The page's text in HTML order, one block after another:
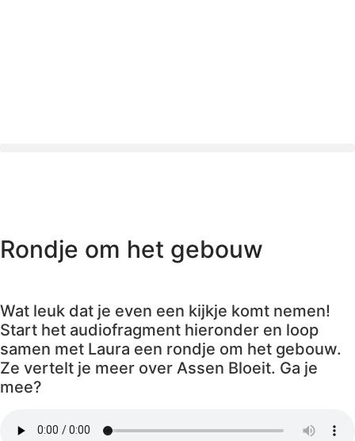
Rondje om het gebouw
Wat leuk dat je even een kijkje komt nemen!
Start het audiofragment hieronder en loop
samen met Laura een rondje om het gebouw.
Ze vertelt je meer over Assen Bloeit. Ga je
mee?